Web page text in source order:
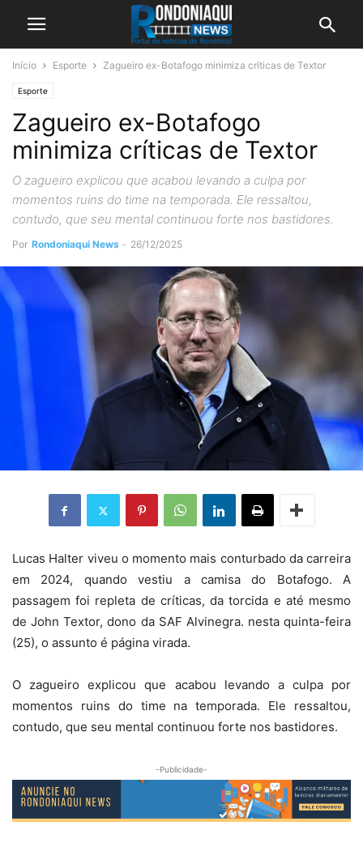
Início Esporte Zagueiro ex-Botafogo minimiza críticas de Textor
Esporte
Zagueiro ex-Botafogo
minimiza críticas de Textor
O zagueiro explicou que acabou levando a culpa por
momentos ruins do time na temporada. Ele ressaltou,
contudo, que seu mental continuou forte nos bastidores.
Por Rondoniaqui News - 26/12/2025
Lucas Halter viveu o momento mais conturbado da carreira
em 2024, quando vestiu a camisa do Botafogo. A
passagem foi repleta de críticas, da torcida e até mesmo
de John Textor, dono da SAF Alvinegra. nesta quinta-feira
(25), o assunto é página virada.
O zagueiro explicou que acabou levando a culpa por
momentos ruins do time na temporada. Ele ressaltou,
contudo, que seu mental continuou forte nos bastidores.
-Publicidade-